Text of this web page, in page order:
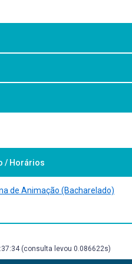
852240724X. Número de
ISBN 9788502055322. Número
/ Horários
de Animação (Bacharelado)
(consulta levou 0.086622s)